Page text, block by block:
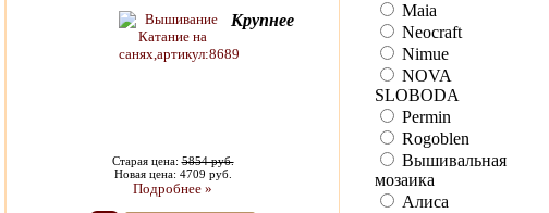
Крупнее
Старая цена:5854 руб.
Новая цена: 4709 руб.
Подробнее »
Maia
Neocraft
Nimue
NOVA
SLOBODA
Permin
Rogoblen
Вышивальная
мозаика
Алиса